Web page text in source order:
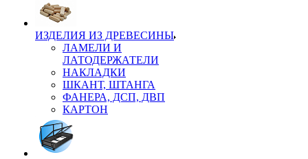
ИЗДЕЛИЯ ИЗ ДРЕВЕСИНЫ
ЛАМЕЛИ И
ЛАТОДЕРЖАТЕЛИ
НАКЛАДКИ
ШКАНТ, ШТАНГА
ФАНЕРА, ДСП, ДВП
КАРТОН